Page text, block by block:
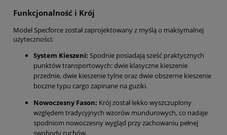
Funkcjonalność i Krój
Model Specforce został zaprojektowany z myślą o maksymalnej
użyteczności:
System Kieszeni: Spodnie posiadają sześć praktycznych
punktów transportowych: dwie klasyczne kieszenie
przednie, dwie kieszenie tylne oraz dwie obszerne kieszenie
boczne typu cargo zapinane na guziki.
Nowoczesny Fason: Krój został lekko wyszczuplony
względem tradycyjnych wzorów mundurowych, co nadaje
spodniom nowoczesny wygląd przy zachowaniu pełnej
swobody ruchów.